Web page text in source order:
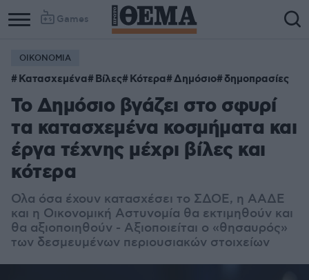
Games
ΟΙΚΟΝΟΜΙΑ
Κατασχεμένα Βίλες Κότερα Δημόσιο δημοπρασίες
Το Δημόσιο βγάζει στο σφυρί
τα κατασχεμένα κοσμήματα και
έργα τέχνης μέχρι βίλες και
κότερα
Ολα όσα έχουν κατασχέσει το ΣΔΟΕ, η ΑΑΔΕ
και η Οικονομική Αστυνομία θα εκτιμηθούν και
θα αξιοποιηθούν - Αξιοποιείται ο «θησαυρός»
των δεσμευμένων περιουσιακών στοιχείων